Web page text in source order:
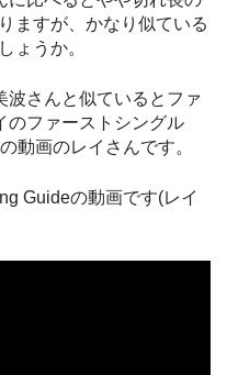
ますが、かなり似ている
ょうか。
波さんと似ているとファ
のファーストシングル
動画のレイさんです。
Guideの動画です(レイ